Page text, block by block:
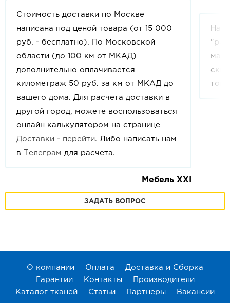
Стоимость доставки по Москве
написана под ценой товара (от 15 000
руб. - бесплатно). По Московской
области (до 100 км от МКАД)
дополнительно оплачивается
километраж 50 руб. за км от МКАД до
вашего дома. Для расчета доставки в
другой город, можете воспользоваться
онлайн калькулятором на странице
Доставки - перейти . Либо написать нам
в Телеграм для расчета.
Мебель XXI
На
ЗАДАТЬ ВОПРОС
О компании Оплата
Доставка и Сборка
Гарантии
Контакты
Производители
Каталог тканей
Статьи Партнеры Вакансии